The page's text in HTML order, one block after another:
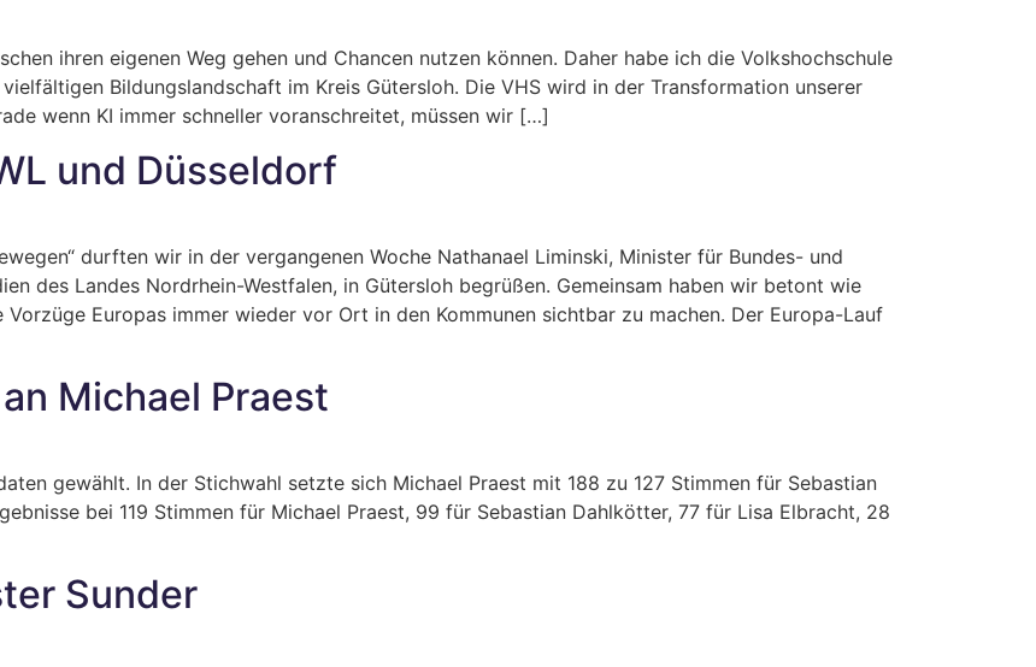
ihren eigenen Weg gehen und Chancen nutzen können. Daher habe ich die Volkshochschule
Bildungslandschaft im Kreis Gütersloh. Die VHS wird in der Transformation unserer
wenn KI immer schneller voranschreitet, müssen wir […]
und Düsseldorf
durften wir in der vergangenen Woche Nathanael Liminski, Minister für Bundes- und
des Landes Nordrhein-Westfalen, in Gütersloh begrüßen. Gemeinsam haben wir betont wie
Europas immer wieder vor Ort in den Kommunen sichtbar zu machen. Der Europa-Lauf
Michael Praest
gewählt. In der Stichwahl setzte sich Michael Praest mit 188 zu 127 Stimmen für Sebastian
bei 119 Stimmen für Michael Praest, 99 für Sebastian Dahlkötter, 77 für Lisa Elbracht, 28
Sunder